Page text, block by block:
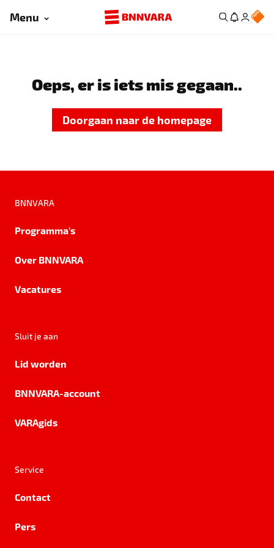
Menu
Oeps, er is iets mis gegaan..
Doorgaan naar de homepage
BNNVARA
Programma's
Over BNNVARA
Vacatures
Sluit je aan
Lid worden
BNNVARA-account
VARAgids
Service
Contact
Pers